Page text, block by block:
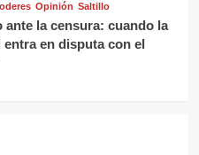
Opinión Saltillo
ante la censura: cuando la
entra en disputa con el